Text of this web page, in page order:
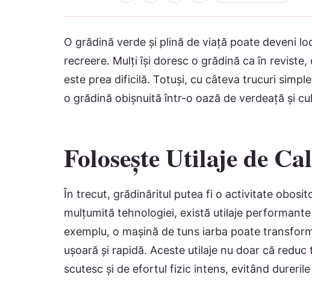
O grădină verde și plină de viață poate deveni
recreere. Mulți își doresc o grădină ca în
este prea dificilă. Totuși, cu câteva trucuri
o grădină obișnuită într-o oază de verdeață și
Folosește Utilaje de
În trecut, grădinăritul putea fi o activitate
mulțumită tehnologiei, există utilaje
exemplu, o mașină de tuns iarba poate
ușoară și rapidă. Aceste utilaje nu doar că
scutesc și de efortul fizic intens, evitând